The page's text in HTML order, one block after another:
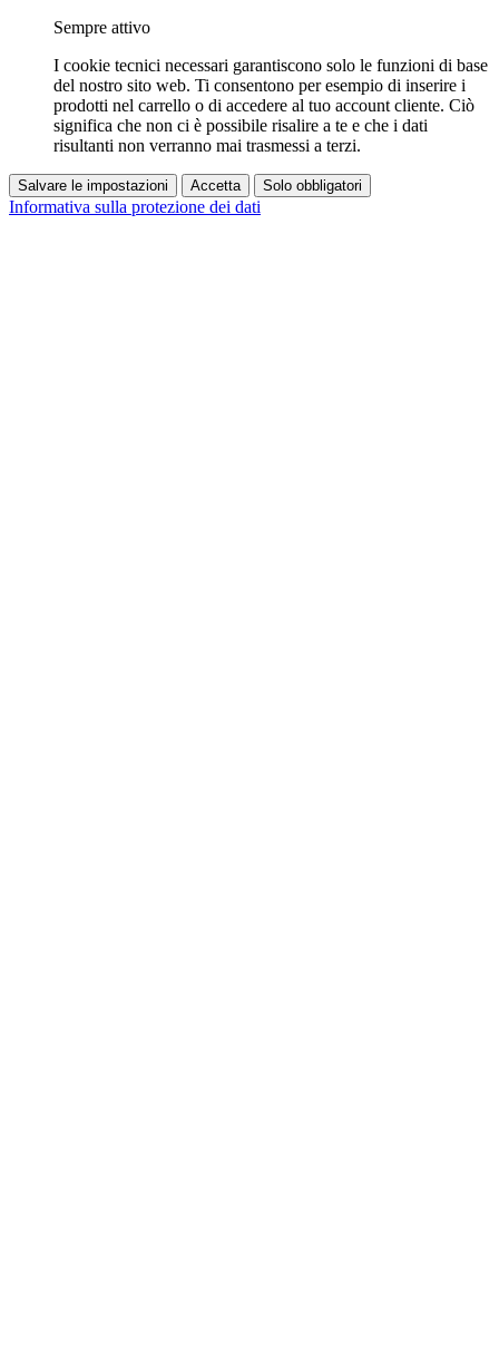
Sempre attivo
I cookie tecnici necessari garantiscono solo le funzioni di base
del nostro sito web. Ti consentono per esempio di inserire i
prodotti nel carrello o di accedere al tuo account cliente. Ciò
significa che non ci è possibile risalire a te e che i dati
risultanti non verranno mai trasmessi a terzi.
Salvare le impostazioni Accetta Solo obbligatori
Informativa sulla protezione dei dati